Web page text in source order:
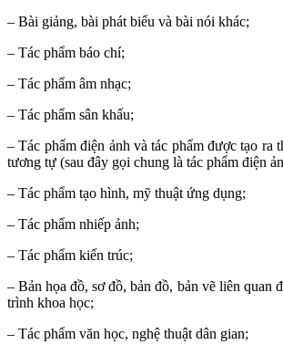
– Bài giảng, bài phát biểu và bài nói khác;
– Tác phẩm báo chí;
– Tác phẩm âm nhạc;
– Tác phẩm sân khấu;
– Tác phẩm điện ảnh và tác phẩm được tạo ra
tương tự (sau đây gọi chung là tác phẩm điện
– Tác phẩm tạo hình, mỹ thuật ứng dụng;
– Tác phẩm nhiếp ảnh;
– Tác phẩm kiến trúc;
– Bản họa đồ, sơ đồ, bản đồ, bản vẽ liên quan
trình khoa học;
– Tác phẩm văn học, nghệ thuật dân gian;